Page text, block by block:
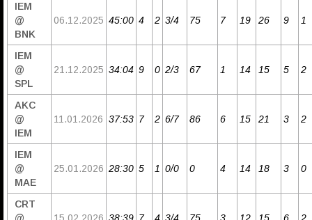
IEM
@
BNK
06.12.2025 45:00 4 2 3/4 75 7 19 26 9 1
IEM
@
SPL
21.12.2025 34:04 9 0 2/3 67 1 14 15 5 2
AKC
@
IEM
11.01.2026 37:53 7 2 6/7 86 6 15 21 3 2
IEM
@
MAE
25.01.2026 28:30 5 1 0/0 0 4 14 18 3 0
CRT